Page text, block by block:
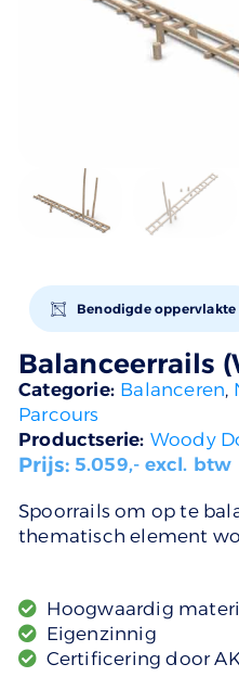
Benodigde oppervlakte
Balanceerrails
Categorie: Balanceren,
Parcours
Productserie: Woody
Prijs:5.059,- excl. btw
Spoorrails om op te
thematisch element
Hoogwaardig
Eigenzinnig
Certificering door